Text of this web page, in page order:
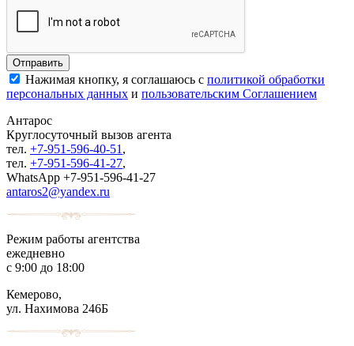
Нажимая кнопку, я соглашаюсь с политикой обработки
персональных данных и пользовательским Соглашением
Антарос
Круглосуточный вызов агента
тел. +7-951-596-40-51 ,
тел. +7-951-596-41-27,
WhatsApp +7-951-596-41-27
antaros2@yandex.ru
Режим работы агентства
ежедневно
с 9:00 до 18:00
Кемерово,
ул. Нахимова 246Б